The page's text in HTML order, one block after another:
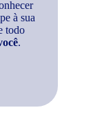
à sua
todo
.